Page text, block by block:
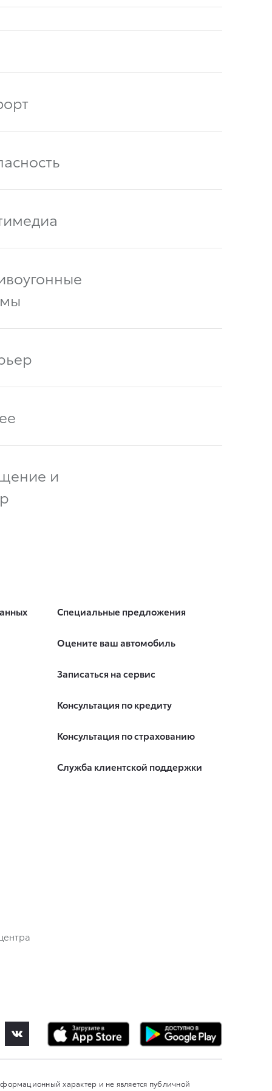
и
Специальные предложения
Оцените ваш автомобиль
Записаться на сервис
Консультация по кредиту
Консультация по страхованию
Служба клиентской поддержки
характер и не является публичной